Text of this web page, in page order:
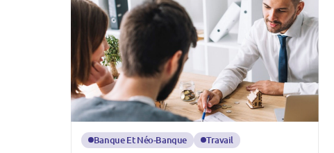
Banque Et Néo-Banque Travail